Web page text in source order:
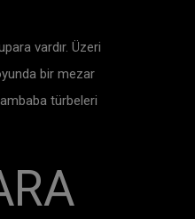
vardır. Üzeri
bir mezar
türbeleri